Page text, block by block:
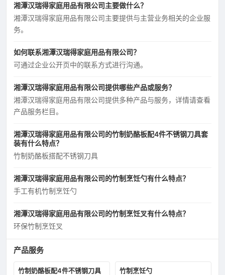
湘潭汉瑞得家庭用品有限公司主要做什么？
湘潭汉瑞得家庭用品有限公司主要提供与主营业务相关的企业服
务。
如何联系湘潭汉瑞得家庭用品有限公司？
可通过企业公开页中的联系方式进行沟通。
湘潭汉瑞得家庭用品有限公司提供哪些产品或服务？
湘潭汉瑞得家庭用品有限公司提供多种产品与服务，详情请查看
产品服务栏目。
湘潭汉瑞得家庭用品有限公司的竹制奶酪板配4件不锈钢刀具套
装有什么特点？
竹制奶酪板搭配不锈钢刀具
湘潭汉瑞得家庭用品有限公司的竹制烹饪勺有什么特点？
手工有机竹制烹饪勺
湘潭汉瑞得家庭用品有限公司的竹制烹饪叉有什么特点？
环保竹制烹饪叉
产品服务
竹制奶酪板配4件不锈钢刀具
竹制烹饪勺